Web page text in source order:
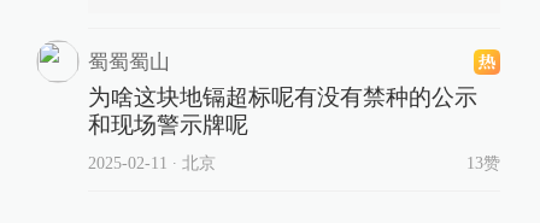
蜀蜀蜀山
为啥这块地镉超标呢有没有禁种的公示
和现场警示牌呢
2025-02-11 ∙ 北京 13赞